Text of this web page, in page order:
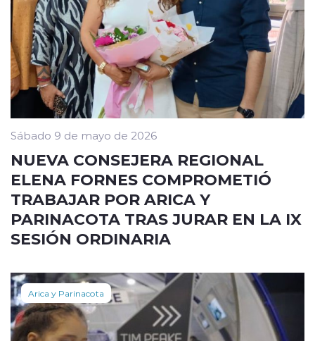
Sábado 9 de mayo de 2026
NUEVA CONSEJERA REGIONAL
ELENA FORNES COMPROMETIÓ
TRABAJAR POR ARICA Y
PARINACOTA TRAS JURAR EN LA IX
SESIÓN ORDINARIA
Arica y Parinacota